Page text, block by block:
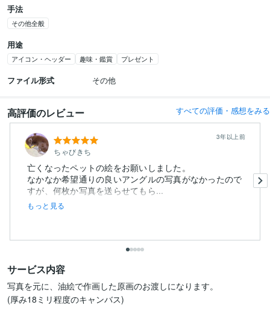
手法
その他全般
用途
アイコン・ヘッダー 趣味・鑑賞 プレゼント
ファイル形式 その他
高評価のレビュー すべての評価・感想をみる
ちゃびきち
3年以上前
亡くなったペットの絵をお願いしました。
なかなか希望通りの良いアングルの写真がなかったので
すが、何枚か写真を送らせてもら...
もっと見る
サービス内容
写真を元に、油絵で作画した原画のお渡しになります。
(厚み18ミリ程度のキャンバス)